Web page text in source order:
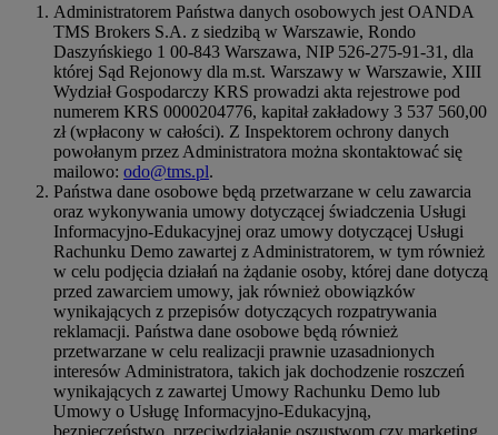
Administratorem Państwa danych osobowych jest OANDA
TMS Brokers S.A. z siedzibą w Warszawie, Rondo
Daszyńskiego 1 00-843 Warszawa, NIP 526-275-91-31, dla
której Sąd Rejonowy dla m.st. Warszawy w Warszawie, XIII
Wydział Gospodarczy KRS prowadzi akta rejestrowe pod
numerem KRS 0000204776, kapitał zakładowy 3 537 560,00
zł (wpłacony w całości). Z Inspektorem ochrony danych
powołanym przez Administratora można skontaktować się
mailowo: odo@tms.pl.
Państwa dane osobowe będą przetwarzane w celu zawarcia
oraz wykonywania umowy dotyczącej świadczenia Usługi
Informacyjno-Edukacyjnej oraz umowy dotyczącej Usługi
Rachunku Demo zawartej z Administratorem, w tym również
w celu podjęcia działań na żądanie osoby, której dane dotyczą
przed zawarciem umowy, jak również obowiązków
wynikających z przepisów dotyczących rozpatrywania
reklamacji. Państwa dane osobowe będą również
przetwarzane w celu realizacji prawnie uzasadnionych
interesów Administratora, takich jak dochodzenie roszczeń
wynikających z zawartej Umowy Rachunku Demo lub
Umowy o Usługę Informacyjno-Edukacyjną,
bezpieczeństwo, przeciwdziałanie oszustwom czy marketing